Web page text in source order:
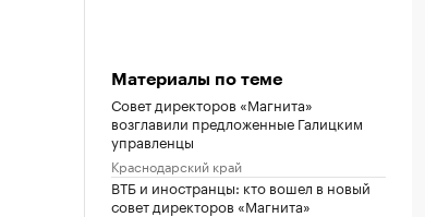
Материалы по теме
Совет директоров «Магнита»
возглавили предложенные Галицким
управленцы
Краснодарский край
ВТБ и иностранцы: кто вошел в новый
совет директоров «Магнита»